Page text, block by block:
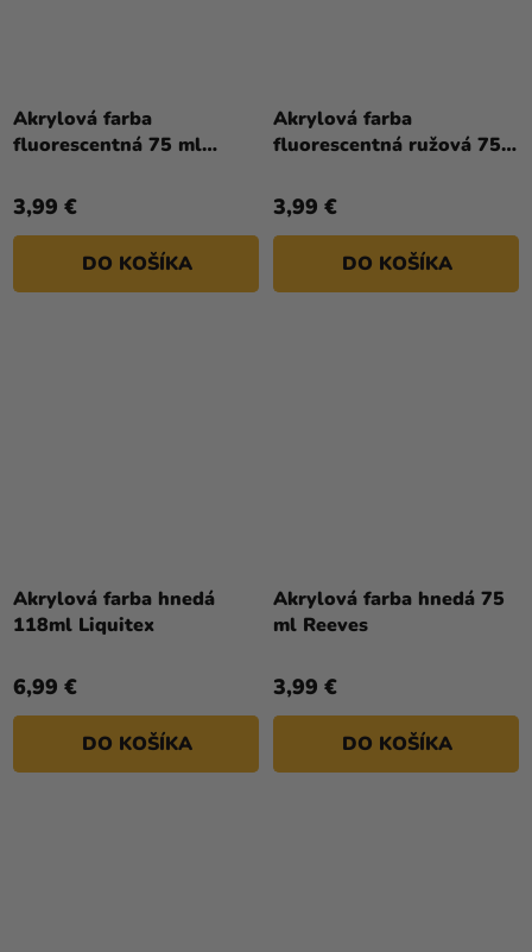
Akrylová farba
fluorescentná 75 ml
3,99 €
DO KOŠÍKA
Akrylová farba
fluorescentná ružová 75
3,99 €
DO KOŠÍKA
Akrylová farba hnedá
118ml Liquitex
6,99 €
DO KOŠÍKA
Akrylová farba hnedá 75
ml Reeves
3,99 €
DO KOŠÍKA